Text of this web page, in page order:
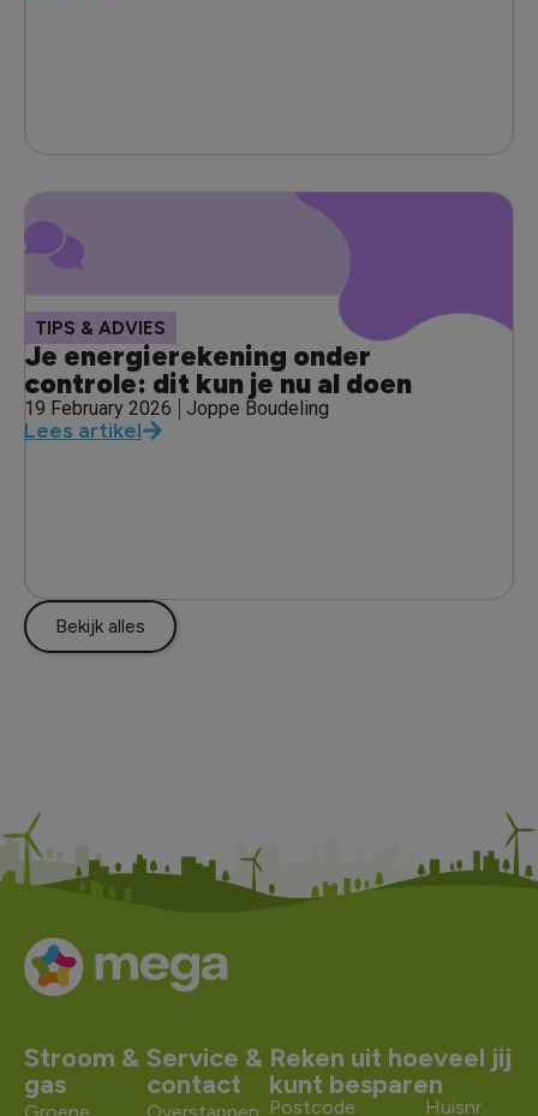
TIPS & ADVIES
Je energierekening onder
controle: dit kun je nu al doen
19 February 2026 Joppe Boudeling
Lees artikel
Bekijk alles
Stroom &
gas
Service &
contact
Reken uit hoeveel jij
kunt besparen
Postcode Huisnr.